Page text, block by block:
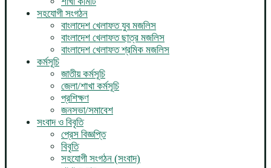
সহযোগী সংগঠন
বাংলাদেশ খেলাফত যুব মজলিস
বাংলাদেশ খেলাফত ছাত্র মজলিস
বাংলাদেশ খেলাফত শ্রমিক মজলিস
কর্মসূচি
জাতীয় কর্মসূচি
জেলা/শাখা কর্মসূচি
প্রশিক্ষণ
জনসভা/সমাবেশ
সংবাদ ও বিবৃতি
প্রেস বিজ্ঞপ্তি
বিবৃতি
সহযোগী সংগঠন (সংবাদ)